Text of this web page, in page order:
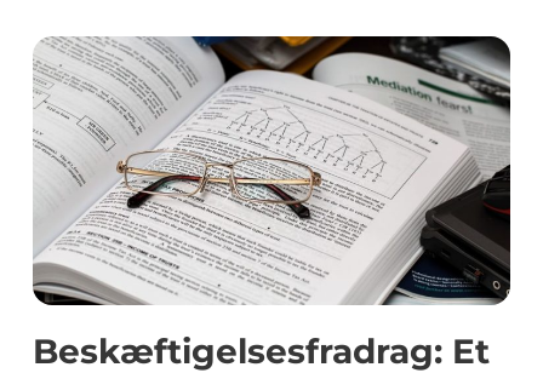
Beskæftigelsesfradrag: Et